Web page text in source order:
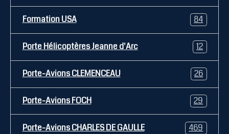
Formation USA 84
Porte Hélicoptères Jeanne d'Arc 12
Porte-Avions CLEMENCEAU 26
Porte-Avions FOCH 29
Porte-Avions CHARLES DE GAULLE 469